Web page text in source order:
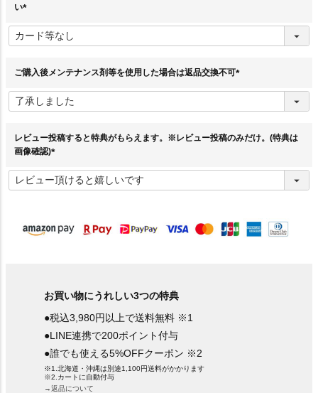
い
必
須
ご購入後メンテナンス剤等を使用した場合は返品交換不可
須
レビュー投稿すると特典がもらえます。※レビュー投稿のみだけ。(特典は
画像確認)
必
須
お買い物にうれしい3つの特典
●税込3,980円以上で送料無料 ※1
●LINE連携で200ポイント付与
●誰でも使える5%OFFクーポン ※2
※1.北海道・沖縄は別途1,100円送料がかかります
※2.カートに自動付与
→返品について